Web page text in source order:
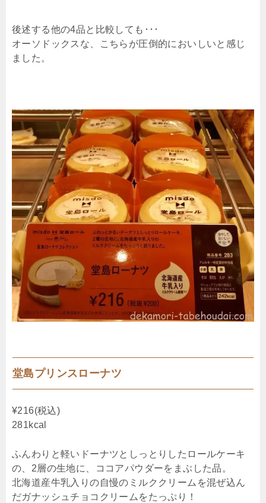
後述する他の4品と比較しても･･･
オーソドックスな、こちらが圧倒的においしいと感じ
ました。
堂島プリンスローナツ
¥216(税込)
281kcal
ふんわりと軽いドーナツとしっとりしたロールケーキ
の、2層の生地に、ココアパウダーをまぶした品。
北海道産牛乳入りの自慢のミルククリームを混ぜ込ん
だガナッシュチョコクリームをたっぷり！